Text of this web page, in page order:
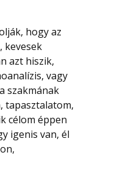
hogy az
kevesek
azt hiszik,
vagy
szakmának
tapasztalatom,
célom éppen
igenis van, él